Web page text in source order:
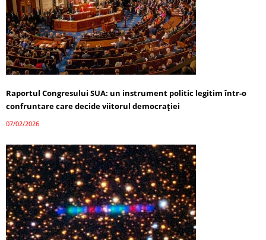
Raportul Congresului SUA: un instrument politic legitim într-o
confruntare care decide viitorul democrației
07/02/2026